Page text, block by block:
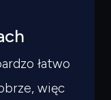
łatwo
więc